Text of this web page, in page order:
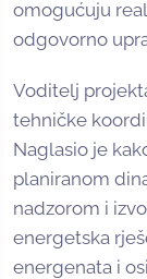
omogućuju
odgovorno
Voditelj
tehničke
Naglasio je
planiranom
nadzorom i
energetska
energenata i